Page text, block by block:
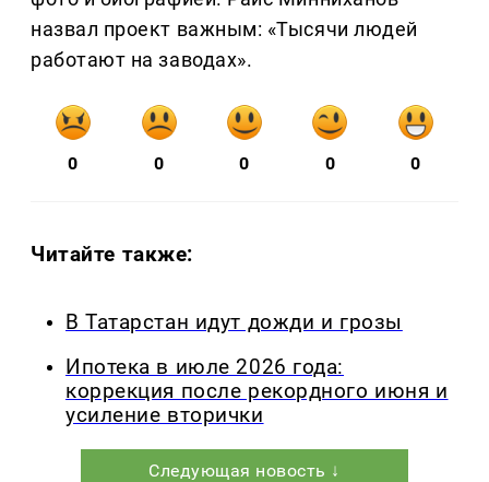
назвал проект важным: «Тысячи людей
работают на заводах».
0 0 0 0 0
Читайте также:
В Татарстан идут дожди и грозы
Ипотека в июле 2026 года:
коррекция после рекордного июня и
усиление вторички
Следующая новость ↓